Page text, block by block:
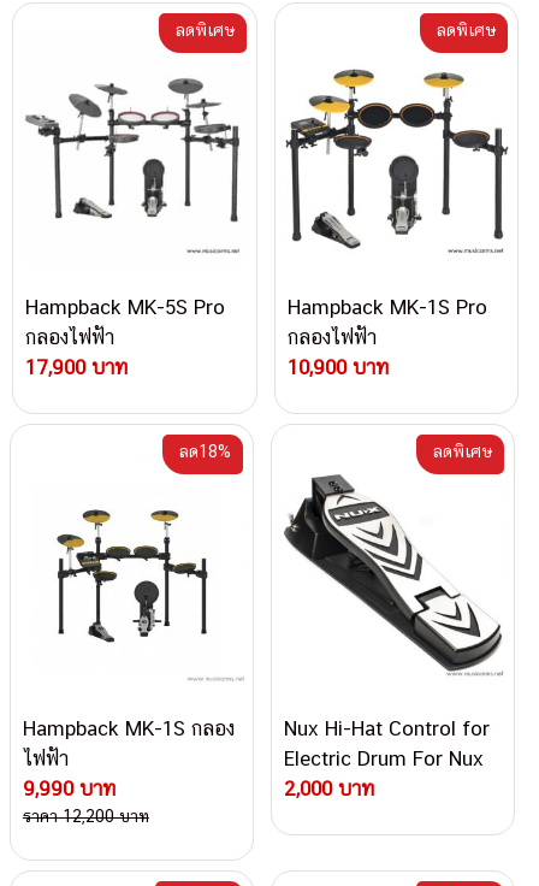
Hampback MK-5S Pro
กลองไฟฟ้า
17,900 บาท
ลดพิเศษ
Hampback MK-1S Pro
กลองไฟฟ้า
10,900 บาท
ลดพิเศษ
Hampback MK-1S กลอง
ไฟฟ้า
9,990 บาท
ลด18%
ราคา 12,200 บาท
Nux Hi-Hat Control for
Electric Drum For Nux
DP-2000 / Nux DM
2,000 บาท
ลดพิเศษ